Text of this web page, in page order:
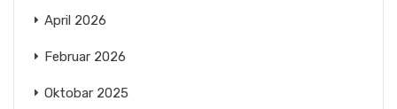
April 2026
Februar 2026
Oktobar 2025